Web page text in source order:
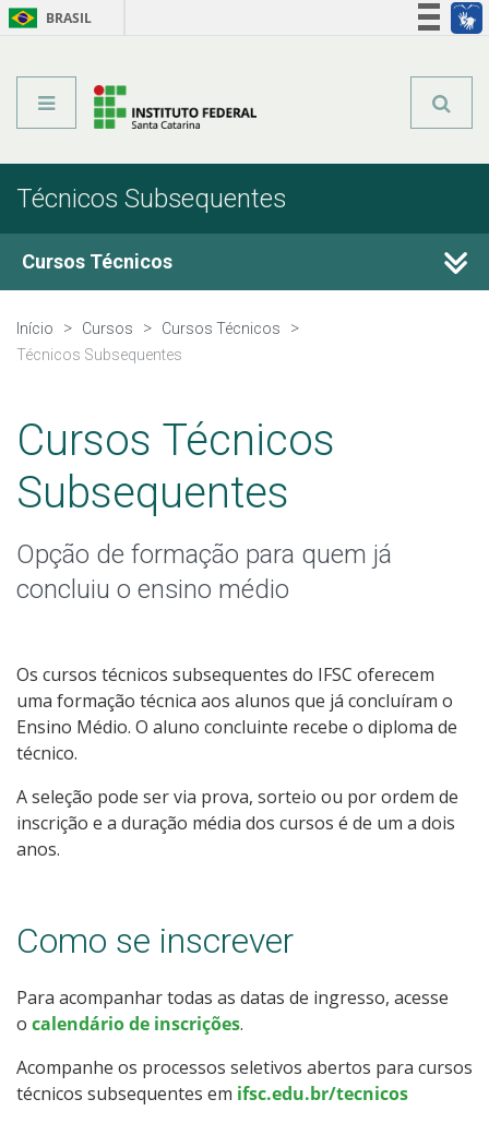
BRASIL
Técnicos Subsequentes
Cursos Técnicos
Cursos Técnicos
Qualificação Profissional
Pós-graduação
Educação a Distância
Transferências e retornos
PartiuIF
Resultados
Como posso estudar no IFSC?
Calendário de inscrições
Início Cursos
Cursos Técnicos
Técnicos Subsequentes
Cursos Técnicos
Subsequentes
Opção de formação para quem já
concluiu o ensino médio
Os cursos técnicos subsequentes do IFSC oferecem
uma formação técnica aos alunos que já concluíram o
Ensino Médio. O aluno concluinte recebe o diploma de
técnico.
A seleção pode ser via prova, sorteio ou por ordem de
inscrição e a duração média dos cursos é de um a dois
anos.
Como se inscrever
Para acompanhar todas as datas de ingresso, acesse
o calendário de inscrições.
Acompanhe os processos seletivos abertos para cursos
técnicos subsequentes em ifsc.edu.br/tecnicos